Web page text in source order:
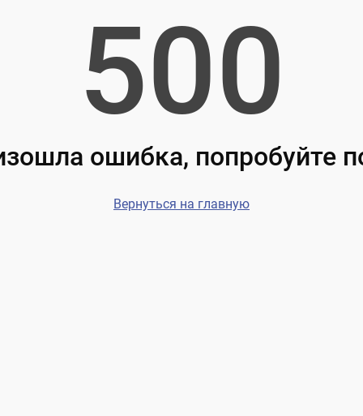
500
ошибка, попробуйте
Вернуться на главную